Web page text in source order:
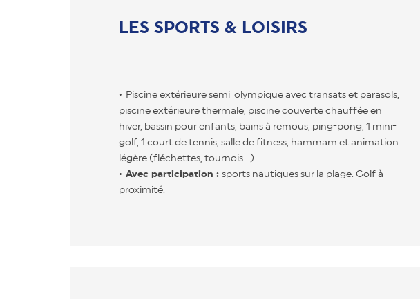
LES SPORTS & LOISIRS
Piscine extérieure semi-olympique avec transats et parasols,
piscine extérieure thermale, piscine couverte chauffée en
hiver, bassin pour enfants, bains à remous, ping-pong, 1 mini-
golf, 1 court de tennis, salle de fitness, hammam et animation
légère (fléchettes, tournois...).
Avec participation : sports nautiques sur la plage. Golf à
proximité.